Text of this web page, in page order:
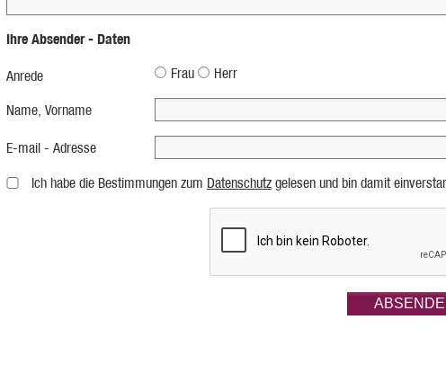
Ihre Absender - Daten
Anrede Frau Herr
Name, Vorname
E-mail - Adresse
Ich habe die Bestimmungen zum Datenschutz gelesen und bin damit